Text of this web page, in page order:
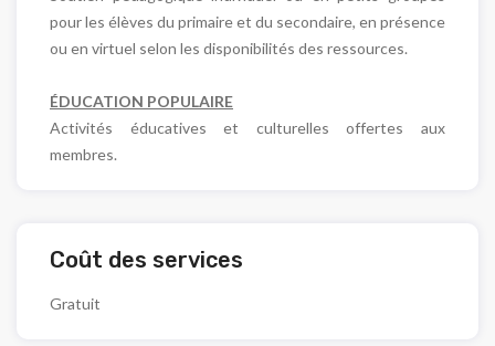
pour les élèves du primaire et du secondaire, en présence
ou en virtuel selon les disponibilités des ressources.
ÉDUCATION POPULAIRE
Activités éducatives et culturelles offertes aux
membres.
Coût des services
Gratuit